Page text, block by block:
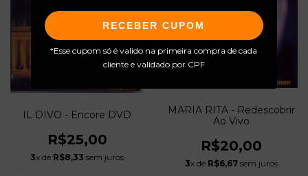
RECEBER CUPOM
*Esse cupom só é valido na primeira compra de cada
cliente e validado por CPF
IL DIVO - Encore DVD
R$25,00
3x de R$8,33 sem juros
MARIA RITA - Redescobrir
Ao Vivo
R$20,00
3x de R$6,67sem juros